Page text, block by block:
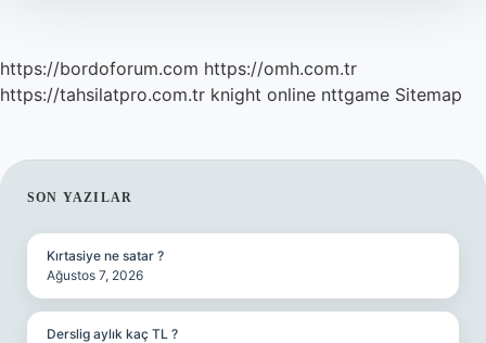
https://bordoforum.com https://omh.com.tr
https://tahsilatpro.com.tr knight online nttgame Sitemap
SIDEBAR
SON YAZILAR
Kırtasiye ne satar ?
Ağustos 7, 2026
Derslig aylık kaç TL ?